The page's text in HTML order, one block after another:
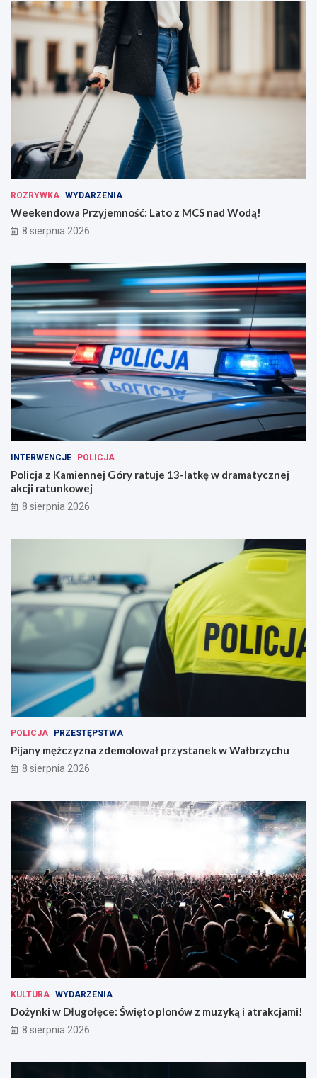
ROZRYWKA WYDARZENIA
Weekendowa Przyjemność: Lato z MCS nad Wodą!
8 sierpnia 2026
INTERWENCJE POLICJA
Policja z Kamiennej Góry ratuje 13-latkę w dramatycznej
akcji ratunkowej
8 sierpnia 2026
POLICJA PRZESTĘPSTWA
Pijany mężczyzna zdemolował przystanek w Wałbrzychu
8 sierpnia 2026
KULTURA WYDARZENIA
Dożynki w Długołęce: Święto plonów z muzyką i atrakcjami!
8 sierpnia 2026